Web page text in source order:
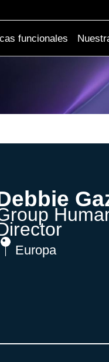
funcionales
Europa